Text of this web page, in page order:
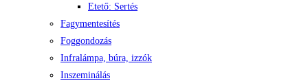
Etető: Sertés
Fagymentesítés
Foggondozás
Infralámpa, búra, izzók
Inszeminálás